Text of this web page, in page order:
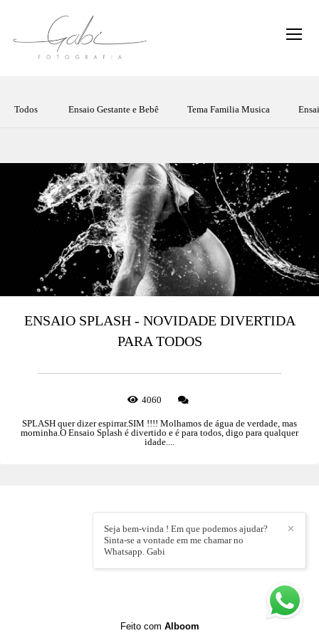
Todos Ensaio Gestante e Bebê Tema Familia Musica
ENSAIO SPLASH - NOVIDADE DIVERTIDA
PARA TODOS
4060
SPLASH quer dizer espirrar.SIM !!!! Molhamos de água de verdade, mas
morninha.O Ensaio Splash é divertido e é para todos, digo para qualquer
idade....
✕
Seja bem-vinda ! Em que podemos ajudar?
Sinta-se a vontade em me chamar no
Whatsapp. Gabi
Feito com Alboom